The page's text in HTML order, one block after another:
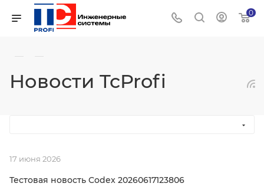
0
— —
Новости TcProfi
17 июня 2026
Тестовая новость Codex 20260617123806